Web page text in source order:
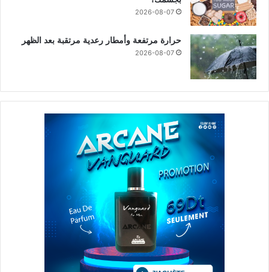
2026-08-07
حرارة مرتفعة وأمطار رعدية مرتقبة بعد الظهر
2026-08-07